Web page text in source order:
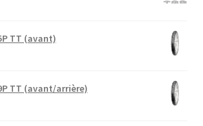
TT (avant)
TT (avant/arrière)